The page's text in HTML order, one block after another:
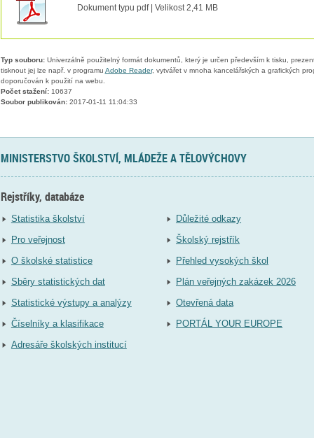
Dokument typu pdf | Velikost 2,41 MB
Typ souboru:Univerzálně použitelný formát dokumentů, který je určen především k tisku,
tisknout jej lze např. v programu Adobe Reader, vytvářet v mnoha kancelářských a grafických
doporučován k použití na webu.
Počet stažení:10637
Soubor publikován:2017-01-11 11:04:33
MINISTERSTVO ŠKOLSTVÍ, MLÁDEŽE A TĚLOVÝCHOVY
Rejstříky, databáze
Statistika školství
Pro veřejnost
O školské statistice
Sběry statistických dat
Statistické výstupy a analýzy
Číselníky a klasifikace
Adresáře školských institucí
Důležité odkazy
Školský rejstřík
Přehled vysokých škol
Plán veřejných zakázek 2026
Otevřená data
PORTÁL YOUR EUROPE